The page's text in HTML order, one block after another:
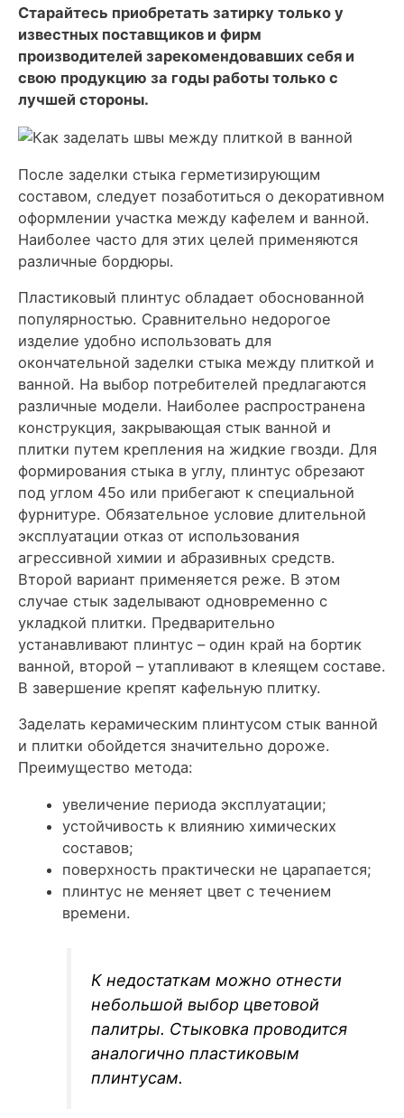
Старайтесь приобретать затирку только у
известных поставщиков и фирм
производителей зарекомендовавших себя и
свою продукцию за годы работы только с
лучшей стороны.
После заделки стыка герметизирующим
составом, следует позаботиться о декоративном
оформлении участка между кафелем и ванной.
Наиболее часто для этих целей применяются
различные бордюры.
Пластиковый плинтус обладает обоснованной
популярностью. Сравнительно недорогое
изделие удобно использовать для
окончательной заделки стыка между плиткой и
ванной. На выбор потребителей предлагаются
различные модели. Наиболее распространена
конструкция, закрывающая стык ванной и
плитки путем крепления на жидкие гвозди. Для
формирования стыка в углу, плинтус обрезают
под углом 45о или прибегают к специальной
фурнитуре. Обязательное условие длительной
эксплуатации отказ от использования
агрессивной химии и абразивных средств.
Второй вариант применяется реже. В этом
случае стык заделывают одновременно с
укладкой плитки. Предварительно
устанавливают плинтус – один край на бортик
ванной, второй – утапливают в клеящем составе.
В завершение крепят кафельную плитку.
Заделать керамическим плинтусом стык ванной
и плитки обойдется значительно дороже.
Преимущество метода:
увеличение периода эксплуатации;
устойчивость к влиянию химических
составов;
поверхность практически не царапается;
плинтус не меняет цвет с течением
времени.
К недостаткам можно отнести
небольшой выбор цветовой
палитры. Стыковка проводится
аналогично пластиковым
плинтусам.